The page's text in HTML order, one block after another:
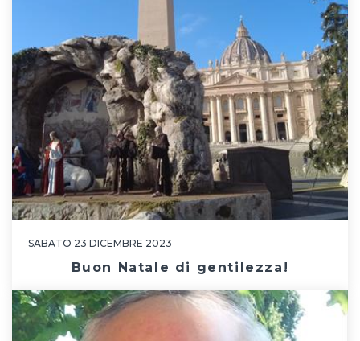
SABATO 23 DICEMBRE 2023
Buon Natale di gentilezza!